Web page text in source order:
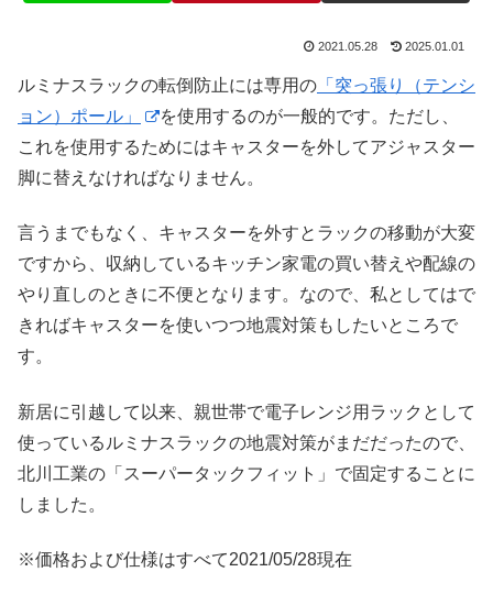
2021.05.28 2025.01.01
ルミナスラックの転倒防止には専用の 「突っ張り（テンシ
ョン）ポール」
を使用するのが一般的です。ただし、
これを使用するためにはキャスターを外してアジャスター
脚に替えなければなりません。
言うまでもなく、キャスターを外すとラックの移動が大変
ですから、収納しているキッチン家電の買い替えや配線の
やり直しのときに不便となります。なので、私としてはで
きればキャスターを使いつつ地震対策もしたいところで
す。
新居に引越して以来、親世帯で電子レンジ用ラックとして
使っているルミナスラックの地震対策がまだだったので、
北川工業の「スーパータックフィット」で固定することに
しました。
※価格および仕様はすべて2021/05/28現在